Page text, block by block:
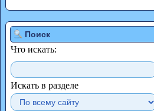
Поиск
Что искать:
Искать в разделе